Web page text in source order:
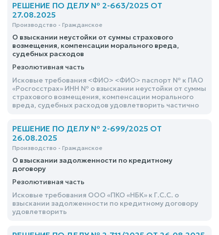
РЕШЕНИЕ ПО ДЕЛУ № 2-663/2025 ОТ
27.08.2025
Производство - Гражданское
О взыскании неустойки от суммы страхового
возмещения, компенсации морального вреда,
судебных расходов
Резолютивная часть
Исковые требования <ФИО> <ФИО> паспорт № к ПАО
«Росгосстрах» ИНН № о взыскании неустойки от суммы
страхового возмещения, компенсации морального
вреда, судебных расходов удовлетворить частично
РЕШЕНИЕ ПО ДЕЛУ № 2-699/2025 ОТ
26.08.2025
Производство - Гражданское
О взыскании задолженности по кредитному
договору
Резолютивная часть
Исковые требования ООО «ПКО «НБК» к Г.С.С. о
взыскании задолженности по кредитному договору
удовлетворить